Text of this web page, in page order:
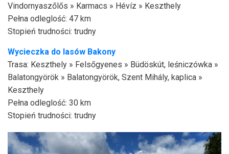
Vindornyaszőlős » Karmacs » Hévíz » Keszthely
Pełna odleglość: 47 km
Stopień trudności: trudny
Wycieczka do lasów Bakony
Trasa: Keszthely » Felsőgyenes » Büdöskút, leśniczówka »
Balatongyörök » Balatongyörök, Szent Mihály, kaplica »
Keszthely
Pełna odleglość: 30 km
Stopień trudności: trudny